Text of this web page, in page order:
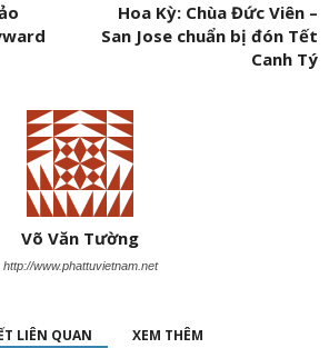
Hoa Kỳ: Chùa Đức Viên –
San Jose chuẩn bị đón Tết
Canh Tý
Võ Văn Tường
http://www.phattuvietnam.net
LIÊN QUAN XEM THÊM